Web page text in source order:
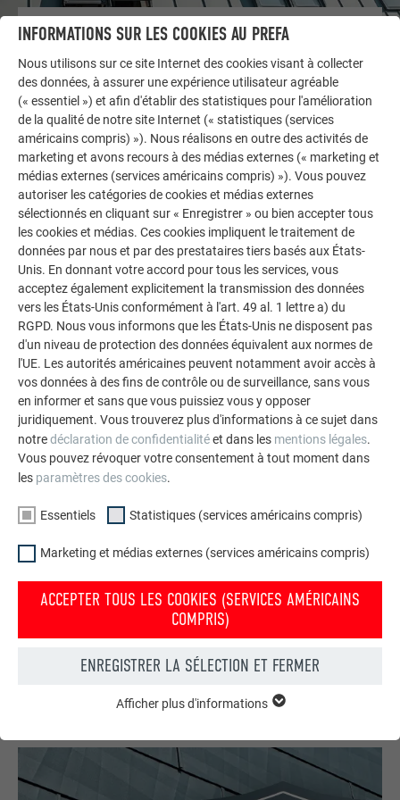
LAISSEZ-VOUS INSPIRER
AUTRES BÂTIMENTS
La galerie de références PREFA démontre la
polyvalence de l’aluminium. Découvrez d’autres projets
impressionnants avec les solutions en aluminium
durables de PREFA pour toitures, systèmes solaires et
façades.
VOIR DAVANTAGE DE RÉFÉRENCES
Votre maison au look PREFA
Nous vous présentons un montage photo de l’aspect
qu’aurait votre maison avec une toiture ou une façade
DEMANDER UN MONTAGE PHOTO MAINTENANT
INFORMATIONS SUR LES COOKIES AU PREFA
Nous utilisons sur ce site Internet des cookies visant à collecter
des données, à assurer une expérience utilisateur agréable
(« essentiel ») et afin d'établir des statistiques pour l'amélioration
de la qualité de notre site Internet (« statistiques (services
américains compris) »). Nous réalisons en outre des activités de
marketing et avons recours à des médias externes (« marketing et
médias externes (services américains compris) »). Vous pouvez
autoriser les catégories de cookies et médias externes
sélectionnés en cliquant sur « Enregistrer » ou bien accepter tous
les cookies et médias. Ces cookies impliquent le traitement de
données par nous et par des prestataires tiers basés aux États-
Unis. En donnant votre accord pour tous les services, vous
acceptez également explicitement la transmission des données
vers les États-Unis conformément à l'art. 49 al. 1 lettre a) du
RGPD. Nous vous informons que les États-Unis ne disposent pas
d'un niveau de protection des données équivalent aux normes de
l'UE. Les autorités américaines peuvent notamment avoir accès à
vos données à des fins de contrôle ou de surveillance, sans vous
en informer et sans que vous puissiez vous y opposer
juridiquement. Vous trouverez plus d'informations à ce sujet dans
notredéclaration de confidentialitéet dans les mentions légales.
Vous pouvez révoquer votre consentement à tout moment dans
les paramètres des cookies.
Essentiels Statistiques (services américains compris)
Marketing et médias externes (services américains compris)
ACCEPTER TOUS LES COOKIES (SERVICES AMÉRICAINS
COMPRIS)
ENREGISTRER LA SÉLECTION ET FERMER
fonctions de base du site Internet. Ils garantissent que le site
Internet fonctionne correctement.
Afficher plus d'informations